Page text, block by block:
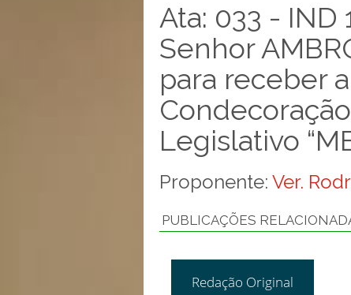
Ata: 033 -
Senhor
para receber
Legislativo
Proponente: Ver.
PUBLICAÇÕES
Redação Original